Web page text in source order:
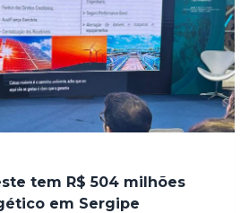
tem R$ 504 milhões
em Sergipe